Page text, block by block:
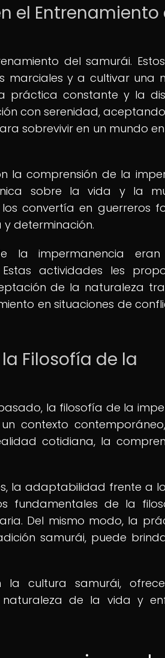
el Entrenamiento
del samurái.
marciales y a cultivar una
práctica constante y la
con serenidad,
sobrevivir en un mundo
la comprensión de la
sobre la vida y la
convertía en guerreros
determinación.
la impermanencia eran
actividades les
de la naturaleza
en situaciones de
Filosofía de la
la filosofía de la
contexto
cotidiana, la
la adaptabilidad frente a
fundamentales de la
Del mismo modo, la
samurái, puede
cultura samurái, ofrece
de la vida y